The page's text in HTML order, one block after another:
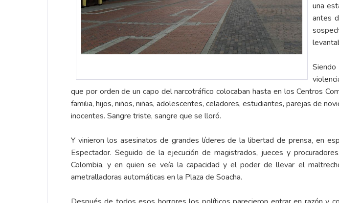
una
antes
que por orden de un capo del narcotráfico colocaban hasta en los Centros
familia, hijos, niños, niñas, adolescentes, celadores, estudiantes, parejas de
inocentes. Sangre triste, sangre que se lloró.
Y vinieron los asesinatos de grandes líderes de la libertad de prensa, en
Espectador. Seguido de la ejecución de magistrados, jueces y
Colombia, y en quien se veía la capacidad y el poder de llevar el
ametralladoras automáticas en la Plaza de Soacha.